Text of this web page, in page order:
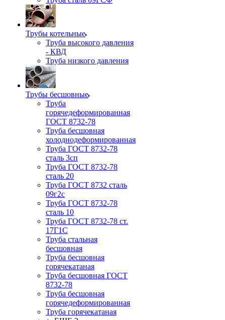
Трубы котельные
Труба высокого давления
- КВД
Труба низкого давления
Трубы бесшовные
Труба
горячедеформированная
ГОСТ 8732-78
Труба бесшовная
холоднодеформированная
Труба ГОСТ 8732-78
сталь 3сп
Труба ГОСТ 8732-78
сталь 20
Труба ГОСТ 8732 сталь
09г2с
Труба ГОСТ 8732-78
сталь 10
Труба ГОСТ 8732-78 ст.
17Г1С
Труба стальная
бесшовная
Труба бесшовная
горячекатаная
Труба бесшовная ГОСТ
8732-78
Труба бесшовная
горячедеформированная
Труба горячекатаная